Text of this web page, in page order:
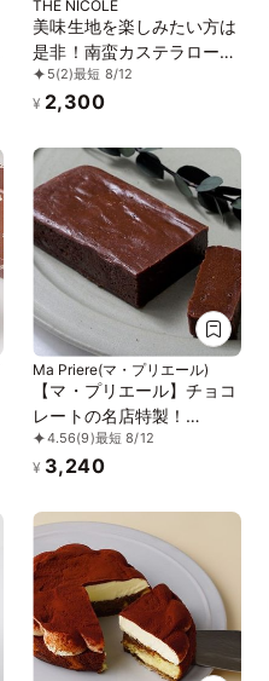
THE NICOLE
美味生地を楽しみたい方は
是非！南蛮カステラロール
ケーキ
5(2)最短 8/12
¥ 2,300
Ma Priere(マ・プリエール)
【マ・プリエール】チョコ
レートの名店特製！
PACARI社製カカオの華や
かな香り×とろけて濃厚テ
4.56(9)最短 8/12
¥ 3,240